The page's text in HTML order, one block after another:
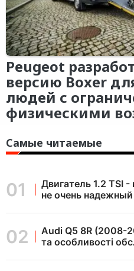
Peugeot
версию Boxer
людей с
физическими
Самые читаемые
Двигатель 1.2 TSI
не очень надежный
Audi Q5 8R (2008-
та особливості